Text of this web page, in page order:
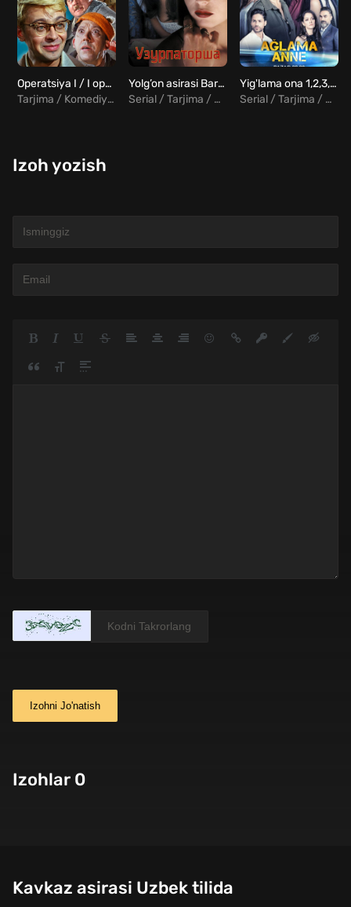
Operatsiya I / I operatsiyasi/ Shurikning yangi sarguzashtlari Uzbek tilida
Tarjima / Komediya / Melodrama
Yolg’on asirasi Barcha qismlar Uzbek Tilida
Serial / Tarjima / Drama / Melodrama
Yig'lama ona 1,2,3,4.....10 qismlar Turk serial Uzbek tilida HD
Serial / Tarjima / Drama / Turk
Izoh yozish
Izohni Jo'natish
Izohlar 0
Kavkaz asirasi Uzbek tilida